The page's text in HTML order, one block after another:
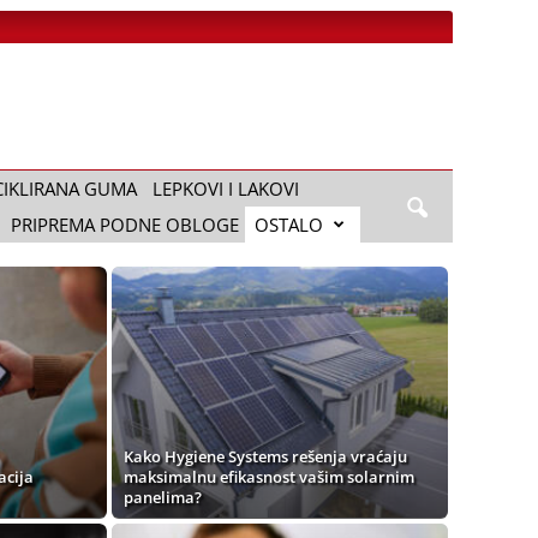
GUMA
LEPKOVI I LAKOVI
PRIPREMA PODNE OBLOGE
OSTALO
Kako Hygiene Systems rešenja vraćaju
maksimalnu efikasnost vašim solarnim
panelima?